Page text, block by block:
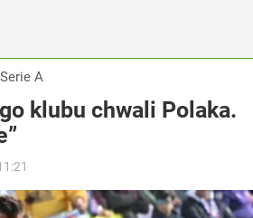
Serie A
klubu chwali Polaka.